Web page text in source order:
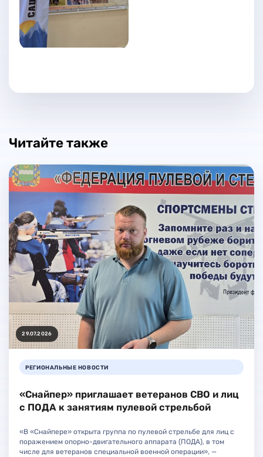
Читайте также
29.07.2026
РЕГИОНАЛЬНЫЕ НОВОСТИ
«Снайпер» приглашает ветеранов СВО и лиц
с ПОДА к занятиям пулевой стрельбой
«В «Снайпере» открыта группа по пулевой стрельбе для лиц с
поражением опорно-двигательного аппарата (ПОДА), в том
числе для ветеранов специальной военной операции», —